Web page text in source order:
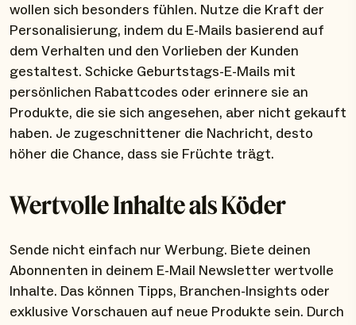
wollen sich besonders fühlen. Nutze die Kraft der
Personalisierung, indem du E-Mails basierend auf
dem Verhalten und den Vorlieben der Kunden
gestaltest. Schicke Geburtstags-E-Mails mit
persönlichen Rabattcodes oder erinnere sie an
Produkte, die sie sich angesehen, aber nicht gekauft
haben. Je zugeschnittener die Nachricht, desto
höher die Chance, dass sie Früchte trägt.
Wertvolle Inhalte als Köder
Sende nicht einfach nur Werbung. Biete deinen
Abonnenten in deinem E-Mail Newsletter wertvolle
Inhalte. Das können Tipps, Branchen-Insights oder
exklusive Vorschauen auf neue Produkte sein. Durch